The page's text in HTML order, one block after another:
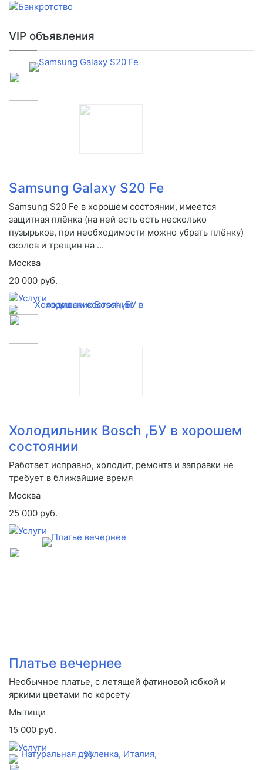
VIP объявления
Samsung Galaxy S20 Fe
Samsung S20 Fe в хорошем состоянии, имеется
защитная плёнка (на ней есть есть несколько
пузырьков, при необходимости можно убрать плёнку)
сколов и трещин на ...
Москва
20 000 руб.
Холодильник Bosch ,БУ в хорошем
состоянии
Работает исправно, холодит, ремонта и заправки не
требует в ближайшие время
Москва
25 000 руб.
Платье вечернее
Необычное платье, с летящей фатиновой юбкой и
яркими цветами по корсету
Мытищи
15 000 руб.